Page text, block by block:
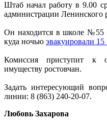
Штаб начал работу в 9.00
администрации
Он находится в школе №55
куда ночью эвакуировали 15
Комиссия приступит к
имуществу ростовчан.
Задать интересующий
линии: 8 (863) 240-20-07.
Любовь Захарова